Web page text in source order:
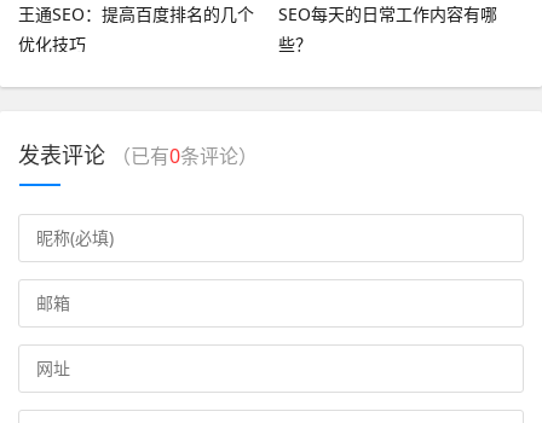
王通SEO：提高百度排名的几个
优化技巧
SEO每天的日常工作内容有哪
些？
发表评论 （已有0条评论）